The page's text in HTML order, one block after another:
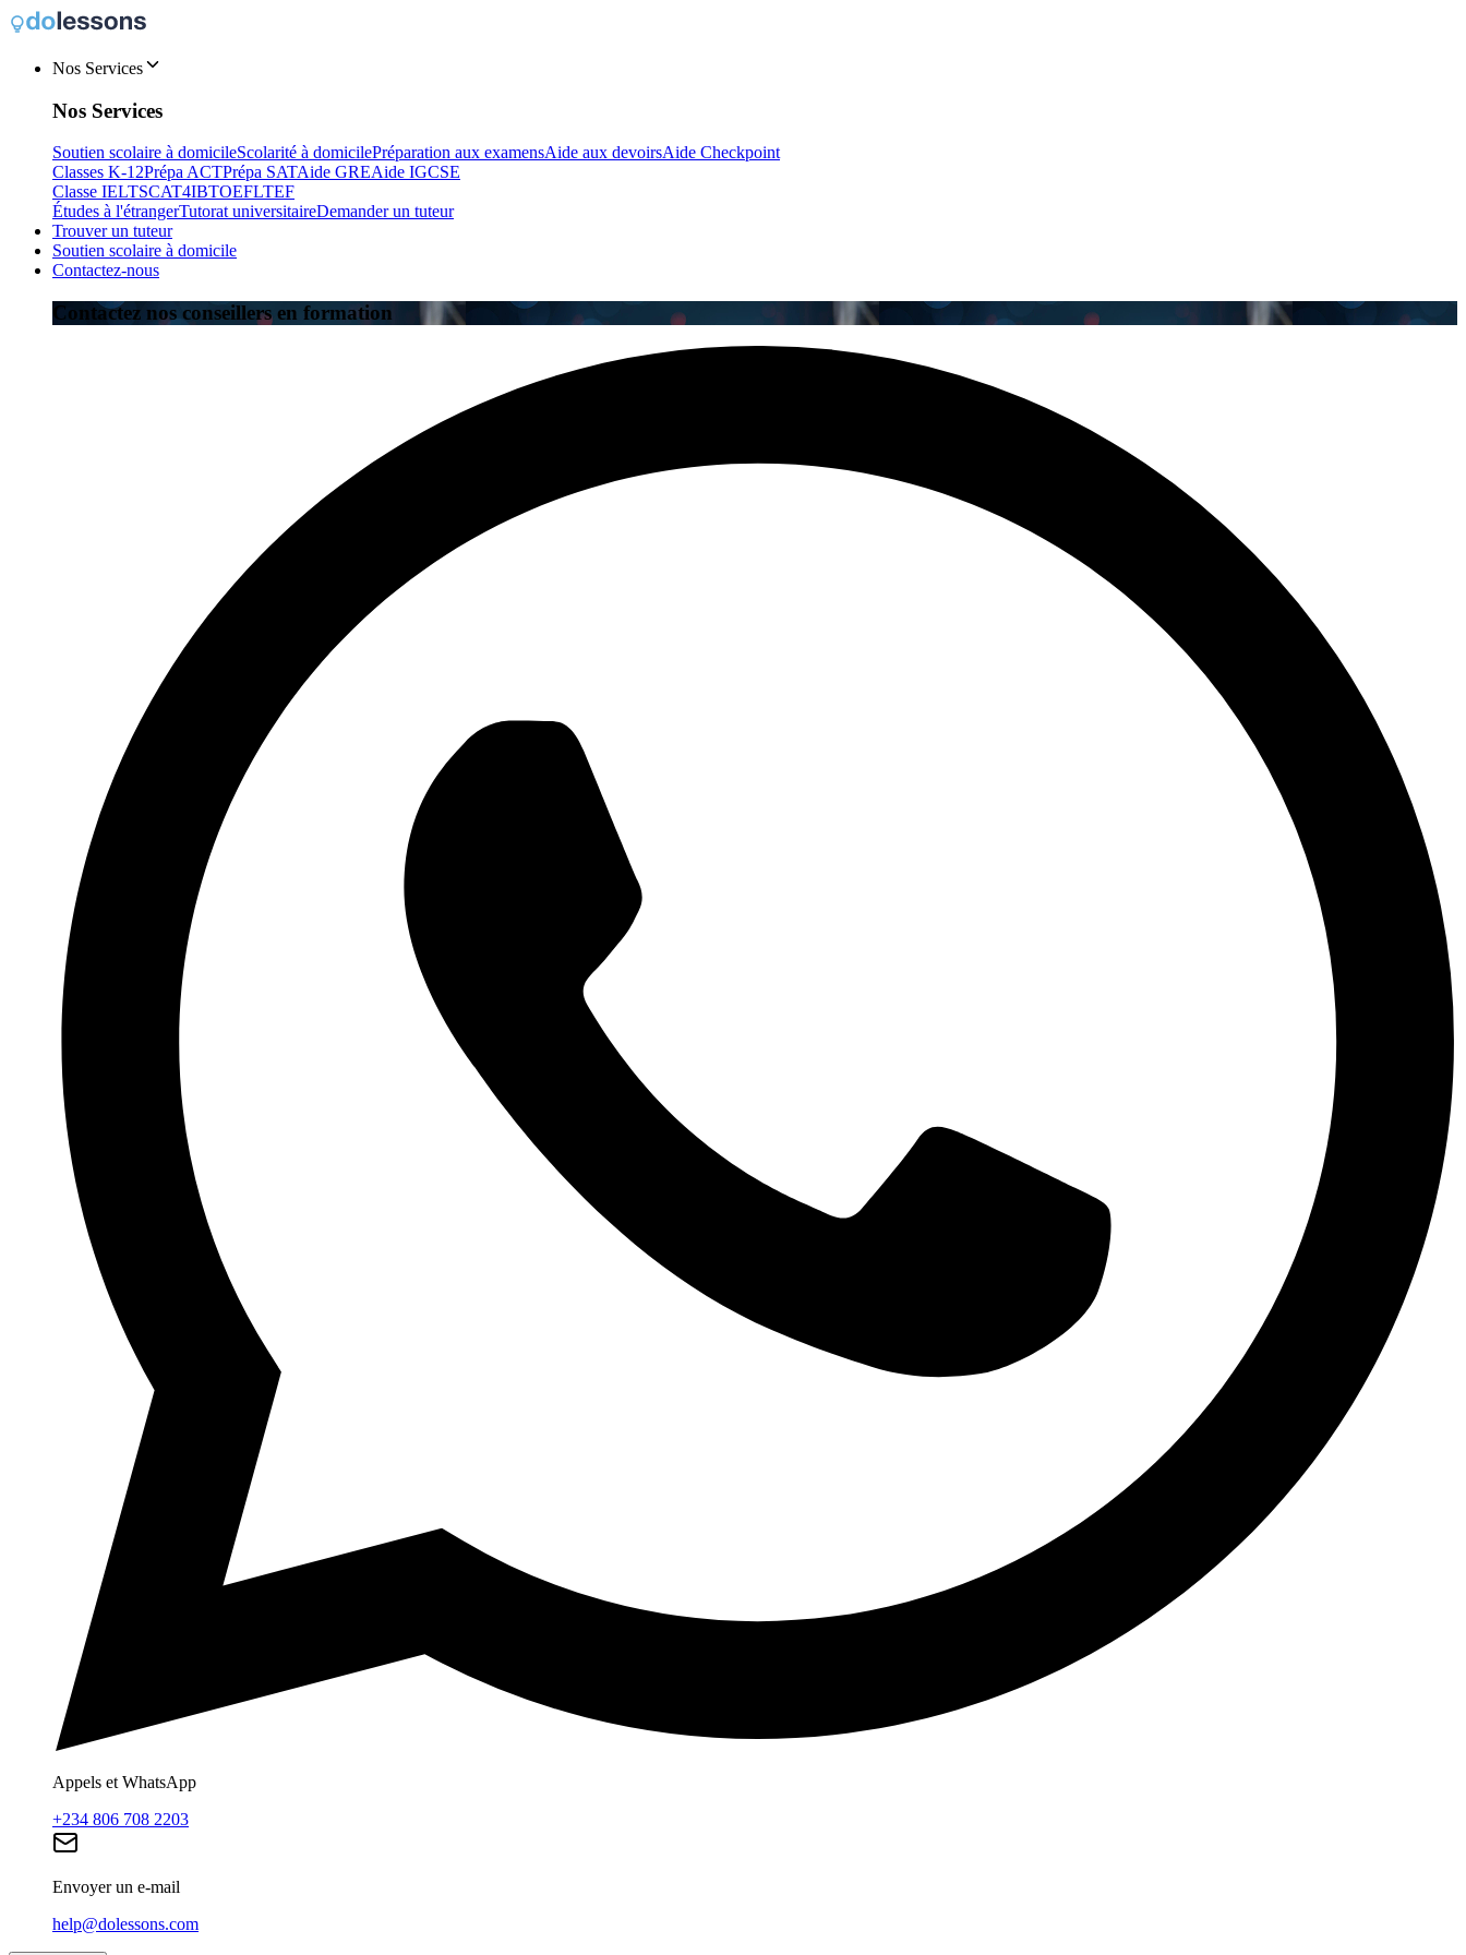
Nos Services
Nos Services
Soutien scolaire à domicileScolarité à domicilePréparation aux examensAide aux devoirsAide Checkpoint
Classes K-12Prépa ACTPrépa SATAide GREAide IGCSE
Classe IELTSCAT4IBTOEFLTEF
Études à l'étrangerTutorat universitaireDemander un tuteur
Trouver un tuteur
Soutien scolaire à domicile
Contactez-nous
Contactez nos conseillers en formation
Appels et WhatsApp
+234 806 708 2203
Envoyer un e-mail
help@dolessons.com